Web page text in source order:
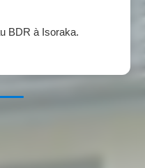
BDR à Isoraka.